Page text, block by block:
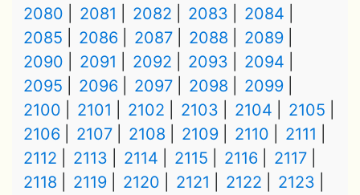
2080
2081 2082 2083
2084
2085
2086 2087 2088
2089
2090
2091 2092 2093
2094
2095
2096 2097 2098
2099
2100
2101 2102 2103 2104
2105
2106
2107 2108 2109 2110
2111
2112
2113 2114 2115 2116
2117
2118
2119 2120 2121 2122 2123